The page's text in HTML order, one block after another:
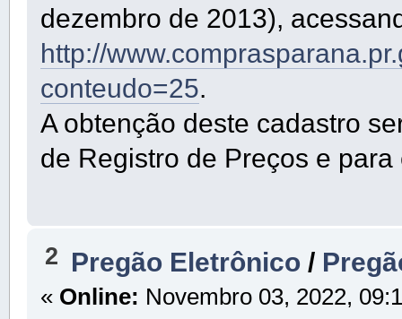
dezembro de 2013),
http://
conteudo=25.
A obtenção deste cadastro
de Registro de Preços e
2 Pregão Eletrônico/
« Online: Novembro 03, 2022,